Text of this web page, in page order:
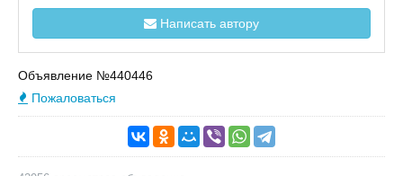
Написать автору
Объявление №440446
Пожаловаться